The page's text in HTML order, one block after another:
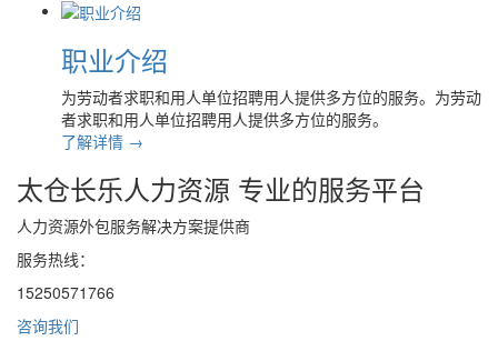
职业介绍
为劳动者求职和用人单位招聘用人提供多方位的服务。为劳动
者求职和用人单位招聘用人提供多方位的服务。
了解详情 →
太仓长乐人力资源 专业的服务平台
人力资源外包服务解决方案提供商
服务热线：
15250571766
咨询我们